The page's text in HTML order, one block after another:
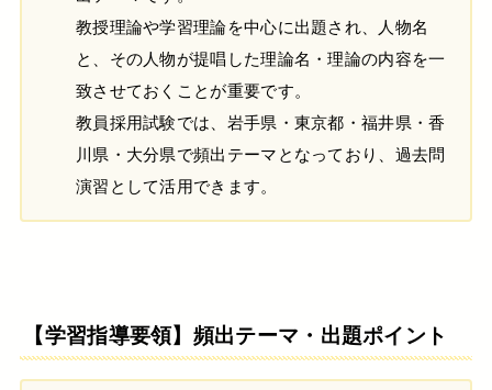
教授理論や学習理論を中心に出題され、人物名
と、その人物が提唱した理論名・理論の内容を一
致させておくことが重要です。
教員採用試験では、岩手県・東京都・福井県・香
川県・大分県で頻出テーマとなっており、過去問
演習として活用できます。
【学習指導要領】頻出テーマ・出題ポイント